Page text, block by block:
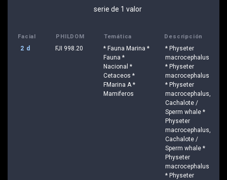
serie de 1 valor
Facial PHILDOM Temática Descripción
2 d FJI 998.20
* Fauna Marina *
Fauna *
Nacional *
Cetaceos *
FMarina A *
Mamiferos
* Physeter
macrocephalus
* Physeter
macrocephalus
* Physeter
macrocephalus,
Cachalote /
Sperm whale *
Physeter
macrocephalus,
Cachalote /
Sperm whale *
Physeter
macrocephalus
* Physeter